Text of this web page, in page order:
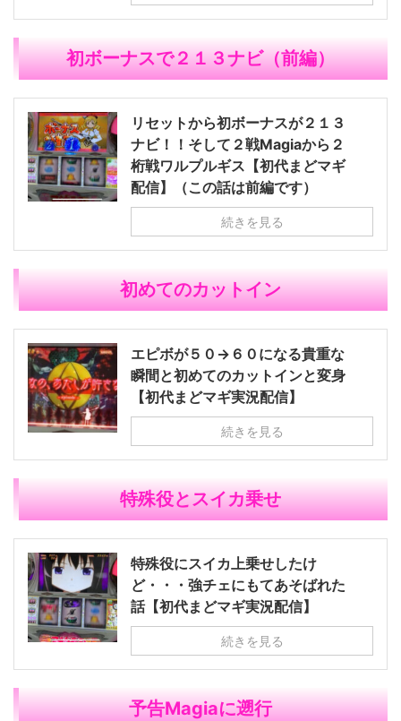
初ボーナスで２１３ナビ（前編）
リセットから初ボーナスが２１３
ナビ！！そして２戦Magiaから２
桁戦ワルプルギス【初代まどマギ
配信】（この話は前編です）
続きを見る
初めてのカットイン
エピボが５０→６０になる貴重な
瞬間と初めてのカットインと変身
【初代まどマギ実況配信】
続きを見る
特殊役とスイカ乗せ
特殊役にスイカ上乗せしたけ
ど・・・強チェにもてあそばれた
話【初代まどマギ実況配信】
続きを見る
予告Magiaに遡行